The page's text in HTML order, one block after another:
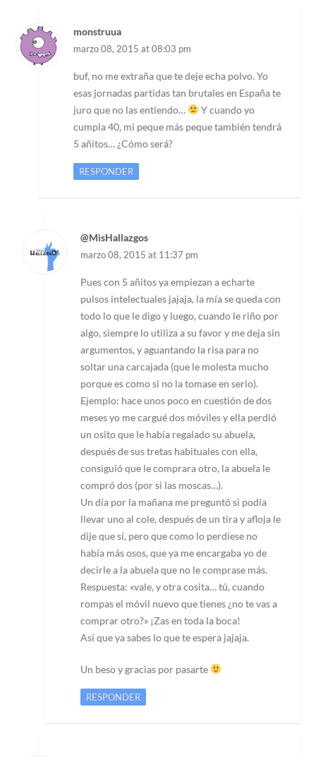
monstruua
marzo 08, 2015 at 08:03 pm
buf, no me extraña que te deje echa polvo. Yo
esas jornadas partidas tan brutales en España te
juro que no las entiendo…
Y cuando yo
cumpla 40, mi peque más peque también tendrá
5 añitos… ¿Cómo será?
RESPONDER
@MisHallazgos
marzo 08, 2015 at 11:37 pm
Pues con 5 añitos ya empiezan a echarte
pulsos intelectuales jajaja, la mía se queda con
todo lo que le digo y luego, cuando le riño por
algo, siempre lo utiliza a su favor y me deja sin
argumentos, y aguantando la risa para no
soltar una carcajada (que le molesta mucho
porque es como si no la tomase en serio).
Ejemplo: hace unos poco en cuestión de dos
meses yo me cargué dos móviles y ella perdió
un osito que le había regalado su abuela,
después de sus tretas habituales con ella,
consiguió que le comprara otro, la abuela le
compró dos (por si las moscas…).
Un día por la mañana me preguntó si podía
llevar uno al cole, después de un tira y afloja le
dije que sí, pero que como lo perdiese no
había más osos, que ya me encargaba yo de
decirle a la abuela que no le comprase más.
Respuesta: «vale, y otra cosita… tú, cuando
rompas el móvil nuevo que tienes ¿no te vas a
comprar otro?» ¡Zas en toda la boca!
Así que ya sabes lo que te espera jajaja.
Un beso y gracias por pasarte
RESPONDER